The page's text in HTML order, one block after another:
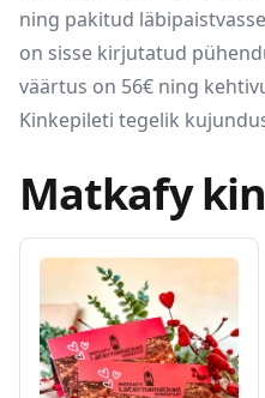
ning pakitud
on sisse kirjutatud
väärtus on 56€ ning
Kinkepileti tegelik
Matkafy